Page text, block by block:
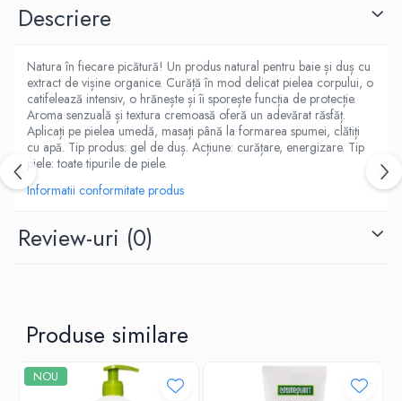
Descriere
Natura în fiecare picătură! Un produs natural pentru baie și duș cu
extract de vișine organice. Curăță în mod delicat pielea corpului, o
catifelează intensiv, o hrănește și îi sporește funcția de protecție.
Aroma senzuală și textura cremoasă oferă un adevărat răsfăț.
Aplicați pe pielea umedă, masați până la formarea spumei, clătiți
cu apă. Tip produs: gel de duș. Acțiune: curățare, energizare. Tip
piele: toate tipurile de piele.
Informatii conformitate produs
Review-uri (0)
Produse similare
NOU